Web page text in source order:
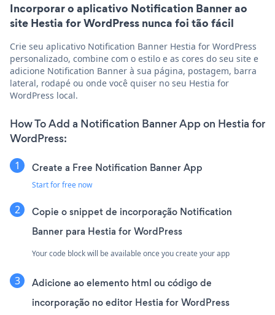
Incorporar o aplicativo Notification Banner ao
site Hestia for WordPress nunca foi tão fácil
Crie seu aplicativo Notification Banner Hestia for WordPress
personalizado, combine com o estilo e as cores do seu site e
adicione Notification Banner à sua página, postagem, barra
lateral, rodapé ou onde você quiser no seu Hestia for
WordPress local.
How To Add a Notification Banner App on Hestia for
WordPress:
Create a Free Notification Banner App
Start for free now
Copie o snippet de incorporação Notification
Banner para Hestia for WordPress
Your code block will be available once you create your app
Adicione ao elemento html ou código de
incorporação no editor Hestia for WordPress